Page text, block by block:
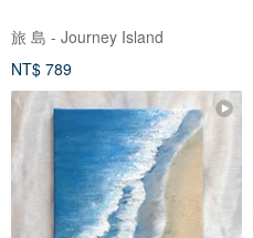
旅 島 - Journey Island
NT$ 789